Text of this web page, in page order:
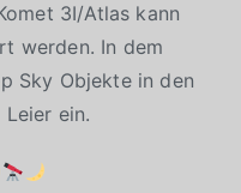
3I/Atlas kann
werden. In dem
Sky Objekte in den
ein.